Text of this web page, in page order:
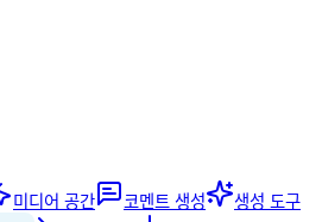
미디어 공간 코멘트 생성
생성 도구